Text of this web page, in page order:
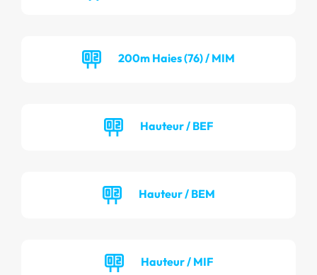
200m Haies (76) / MIM
Hauteur / BEF
Hauteur / BEM
Hauteur / MIF